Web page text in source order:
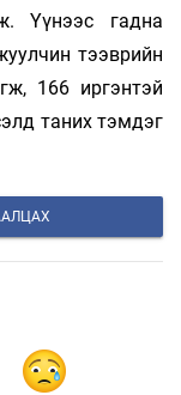
Үүнээс гадна
тээврийн
166 иргэнтэй
таних тэмдэг